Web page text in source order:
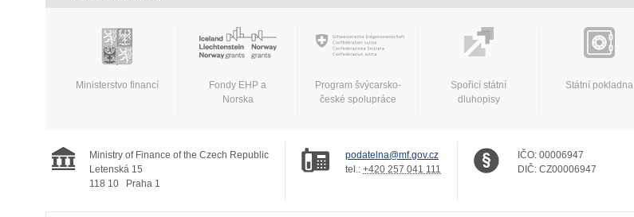
Ministerstvo financí
Fondy EHP a
Norska
Program švýcarsko-
české spolupráce
Spořicí státní
dluhopisy
Státní pokladna
Ministry of Finance of the Czech Republic
Letenská 15
118 10
Praha 1
podatelna@mf.gov.cz
tel.: +420 257 041 111
IČO: 00006947
DIČ: CZ00006947